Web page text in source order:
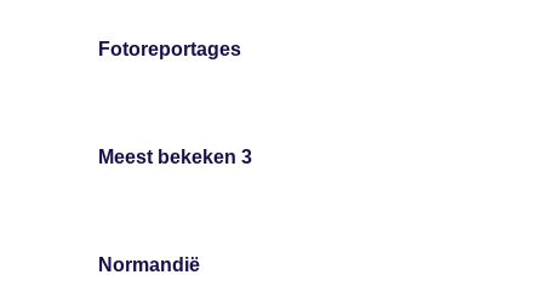
Fotoreportages
Meest bekeken 3
Normandië